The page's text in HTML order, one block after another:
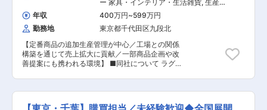
ます。 ■組織構成： 東鯖江工場には、現在36人
が在籍しています。16名が日本人（40代〜50
代）、20が外国人実習生（20代〜30代）で構成
されています。 ■当社・当求人の魅力： ◎昭和
29年の創業以来、素材の開発、研究に努めてお
り、当社製品はスポーツウェアの他、インテアリ
アやカーシート等産業資材としても幅広く利用さ
れています。 ◎生地から完成品まで鯖江で一貫生
ています。 ◎ものづくりの基本は「あたり前のこ
ー 家具・インテリア・生活雑貨, 生産
管理（化学・素材・化粧品・トイレタ
リー） 生産管理（食品・香料・飼料）
年収 400万円~599万円
勤務地
東京都千代田区九段北
【定番商品の追加生産管理が中心／工場との関係
構築を通じて売上拡大に貢献／一部商品企画や改
善提案にも携われる環境】 ■同社について ラグ
ンでEC・卸・店舗チャネルを軸に成長中です。ギ
フト需要を中心にブランド力を確立しつつ、ホテ